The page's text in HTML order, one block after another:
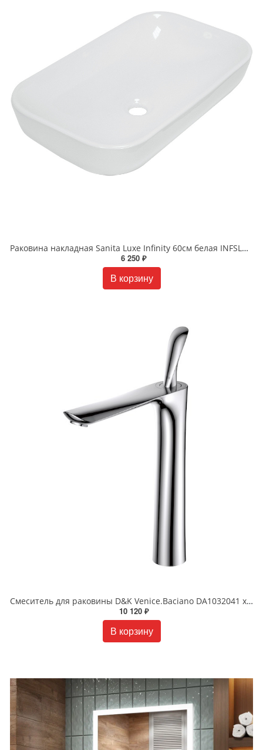
Раковина накладная Sanita Luxe Infinity 60см белая INFSLWB01
6 250 ₽
В корзину
Смеситель для раковины D&K Venice.Baciano DA1032041 хром
10 120 ₽
В корзину